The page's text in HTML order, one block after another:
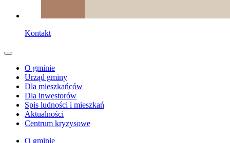
Kontakt
O gminie
Urząd gminy
Dla mieszkańców
Dla inwestorów
Spis ludności i mieszkań
Aktualności
Centrum kryzysowe
O gminie